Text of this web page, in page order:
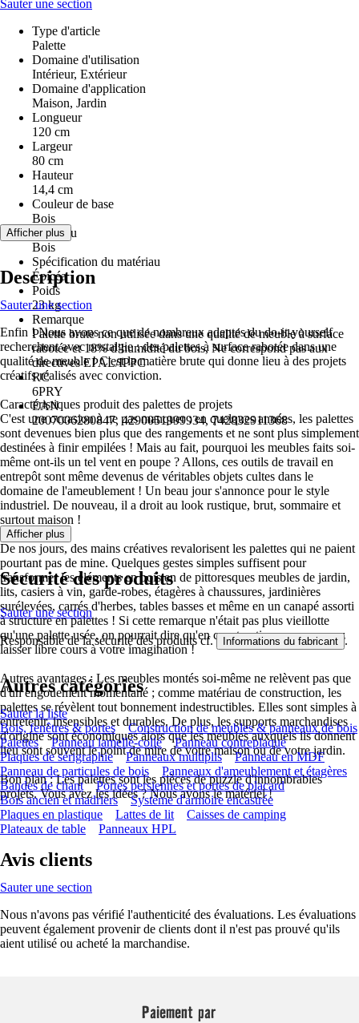
Sauter une section
Type d'article
Palette
Domaine d'utilisation
Intérieur, Extérieur
Domaine d'application
Maison, Jardin
Longueur
120 cm
Largeur
80 cm
Hauteur
14,4 cm
Couleur de base
Bois
Matériau
Bois
Spécification du matériau
Épicéa
Poids
23 kg
Remarque
Palette brute non utilisée dans une qualité de meuble à surface
rabotée et 18% d’humidité du bois, Ne correspond pas aux
directives EPAL/IPPC
RC
6PRY
EAN
2007006280847, 4290051999934, 742832911368
Afficher plus
Description
Sauter une section
Enfin ! Nous avons ce que de nombreux adeptes du do-it-yourself
recherchent avec nostalgie : des palettes à surface rabotée dans une
qualité de meuble ! C'est la matière brute qui donne lieu à des projets
créatifs réalisés avec conviction.
Caractéristiques produit des palettes de projets
C'est une occasion à ne pas manquer : en quelques années, les palettes
sont devenues bien plus que des rangements et ne sont plus simplement
destinées à finir empilées ! Mais au fait, pourquoi les meubles faits soi-
même ont-ils un tel vent en poupe ? Allons, ces outils de travail en
entrepôt sont même devenus de véritables objets cultes dans le
domaine de l'ameublement ! Un beau jour s'annonce pour le style
industriel. De nouveau, il a droit au look rustique, brut, sommaire et
surtout maison !
De nos jours, des mains créatives revalorisent les palettes qui ne paient
pourtant pas de mine. Quelques gestes simples suffisent pour
transformer les éléments en bois en de pittoresques meubles de jardin,
lits, casiers à vin, garde-robes, étagères à chaussures, jardinières
surélevées, carrés d'herbes, tables basses et même en un canapé assorti
à structure en palettes ! Si cette remarque n'était pas plus vieillotte
qu'une palette usée, on pourrait dire qu'en construction, vous pouvez
laisser libre cours à votre imagination !
Autres avantages : Les meubles montés soi-même ne relèvent pas que
d'un engouement momentané ; comme matériau de construction, les
palettes se révèlent tout bonnement indestructibles. Elles sont simples à
entretenir, insensibles et durables. De plus, les supports marchandises
d'origine sont économiques alors que les meubles auxquels ils donnent
lieu sont souvent le point de mire de votre maison ou de votre jardin.
Bon plan : Les palettes sont les pièces de puzzle d'innombrables
projets. Vous avez les idées ? Nous avons le matériel !
Afficher plus
Sécurité des produits
Sauter une section
Responsable de la sécurité des produits cf. Informations du fabricant .
Autres catégories
Sauter la liste
Bois, fenêtres & portes
Construction de meubles & panneaux de bois
Palettes
Panneau lamellé-collé
Panneau contreplaqué
Plaques de sérigraphie
Panneaux multiplis
Panneau en MDF
Panneau de particules de bois
Panneaux d'ameublement et étagères
Bandes de chant
Portes persiennes et portes de placard
Bois ancien et madriers
Système d'armoire encastrée
Plaques en plastique
Lattes de lit
Caisses de camping
Plateaux de table
Panneaux HPL
Avis clients
Sauter une section
Nous n'avons pas vérifié l'authenticité des évaluations. Les évaluations
peuvent également provenir de clients dont il n'est pas prouvé qu'ils
aient utilisé ou acheté la marchandise.
Paiement par